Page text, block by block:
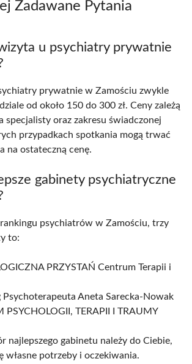
Zadawane Pytania
u psychiatry prywatnie
prywatnie w Zamościu zwykle
od około 150 do 300 zł. Ceny zależą
specjalisty oraz zakresu świadczonej
przypadkach spotkania mogą trwać
na ostateczną cenę.
gabinety psychiatryczne
rankingu psychiatrów w Zamościu, trzy
to:
PRZYSTAŃ Centrum Terapii i
Psychoterapeuta Aneta Sarecka-Nowak
PSYCHOLOGII, TERAPII I TRAUMY
najlepszego gabinetu należy do Ciebie,
własne potrzeby i oczekiwania.